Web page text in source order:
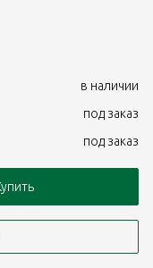
в наличии
под заказ
под заказ